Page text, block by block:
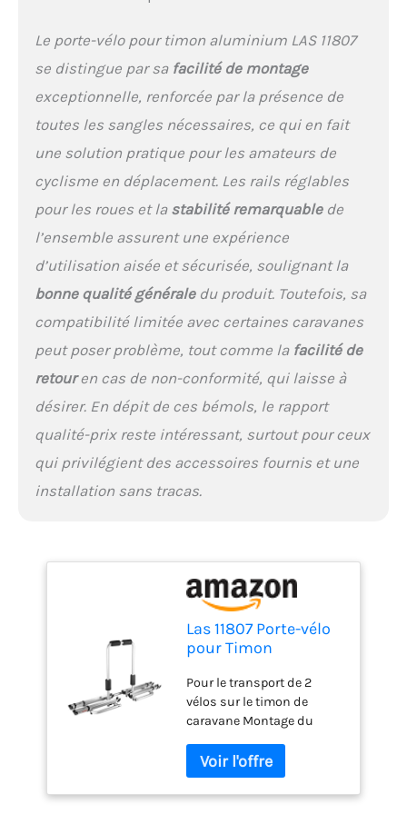
Le porte-vélo pour timon aluminium LAS 11807
se distingue par sa facilité de montage
exceptionnelle, renforcée par la présence de
toutes les sangles nécessaires, ce qui en fait
une solution pratique pour les amateurs de
cyclisme en déplacement. Les rails réglables
pour les roues et la stabilité remarquablede
l’ensemble assurent une expérience
d’utilisation aisée et sécurisée, soulignant la
bonne qualité généraledu produit. Toutefois, sa
compatibilité limitée avec certaines caravanes
peut poser problème, tout comme la facilité de
retouren cas de non-conformité, qui laisse à
désirer. En dépit de ces bémols, le rapport
qualité-prix reste intéressant, surtout pour ceux
qui privilégient des accessoires fournis et une
installation sans tracas.
Las 11807 Porte-vélo
pour Timon
vélos
Pour le transport de 2
vélos sur le timon de
caravane Montage du
montage Mécanisme de
pliage grâce au support en
U pivot Support en U